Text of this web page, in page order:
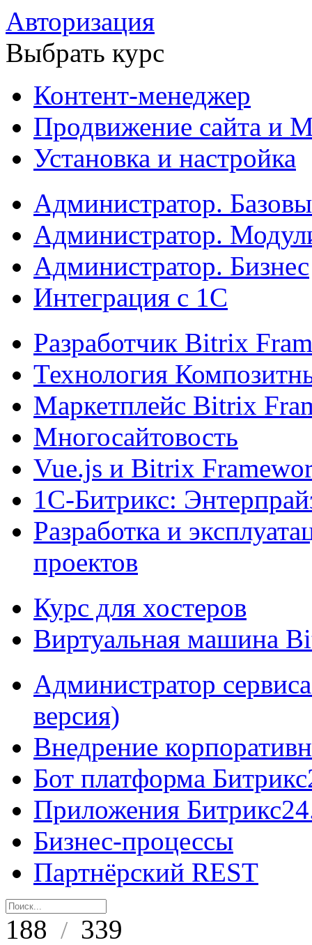
Авторизация
Выбрать курс
Контент-менеджер
Продвижение сайта и
Установка и настройка
Администратор.
Администратор.
Администратор. Бизнес
Интеграция с 1С
Разработчик Bitrix
Технология
Маркетплейс Bitrix
Многосайтовость
Vue.js и Bitrix
1С-Битрикс:
Разработка и
проектов
Курс для хостеров
Виртуальная машина
Администратор
версия)
Внедрение
Бот платформа
Приложения
Бизнес-процессы
Партнёрский REST
188 / 339